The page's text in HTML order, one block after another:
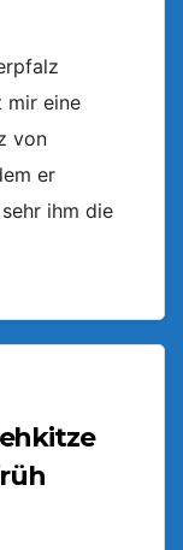
mir eine
von
er
ihm die